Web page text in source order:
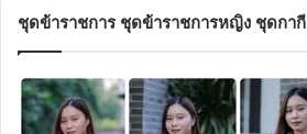
ชุดข้าราชการ ชุดข้าราชการหญิง ชุดกากี